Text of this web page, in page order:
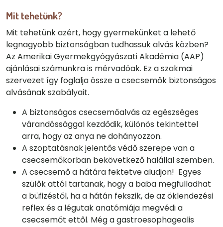
Mit tehetünk?
Mit tehetünk azért, hogy gyermekünket a lehető
legnagyobb biztonságban tudhassuk alvás közben?
Az Amerikai Gyermekgyógyászati Akadémia (AAP)
ajánlásai számunkra is mérvadóak. Ez a szakmai
szervezet így foglalja össze a csecsemők biztonságos
alvásának szabályait.
A biztonságos csecsemőalvás az egészséges
várandóssággal kezdődik, különös tekintettel
arra, hogy az anya ne dohányozzon.
A szoptatásnak jelentős védő szerepe van a
csecsemőkorban bekövetkező halállal szemben.
A csecsemő a hátára fektetve aludjon! Egyes
szülők attól tartanak, hogy a baba megfulladhat
a büfizéstől, ha a hátán fekszik, de az öklendezési
reflex és a légutak anatómiája megvédi a
csecsemőt ettől. Még a gastroesophagealis